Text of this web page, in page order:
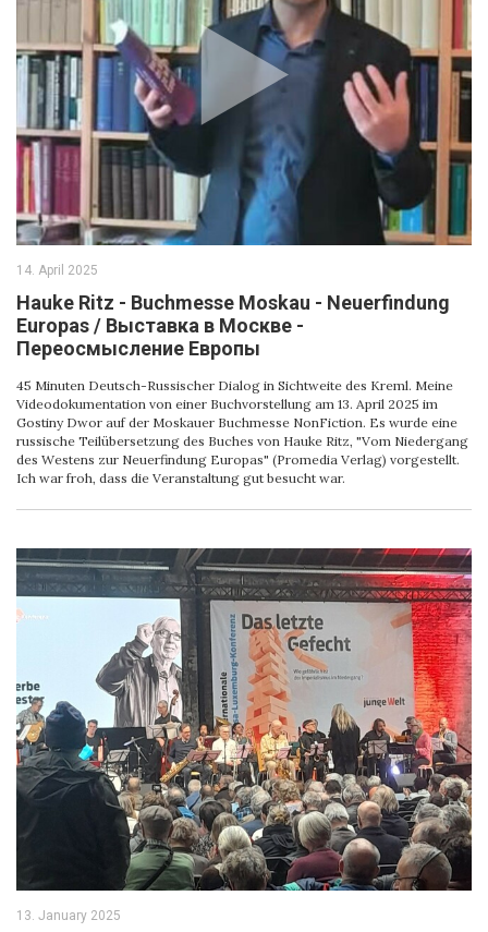
14. April 2025
Hauke Ritz - Buchmesse Moskau - Neuerfindung
Europas / Выставка в Москве -
Переосмысление Европы
45 Minuten Deutsch-Russischer Dialog in Sichtweite des Kreml. Meine
Videodokumentation von einer Buchvorstellung am 13. April 2025 im
Gostiny Dwor auf der Moskauer Buchmesse NonFiction. Es wurde eine
russische Teilübersetzung des Buches von Hauke Ritz, "Vom Niedergang
des Westens zur Neuerfindung Europas" (Promedia Verlag) vorgestellt.
Ich war froh, dass die Veranstaltung gut besucht war.
13. January 2025